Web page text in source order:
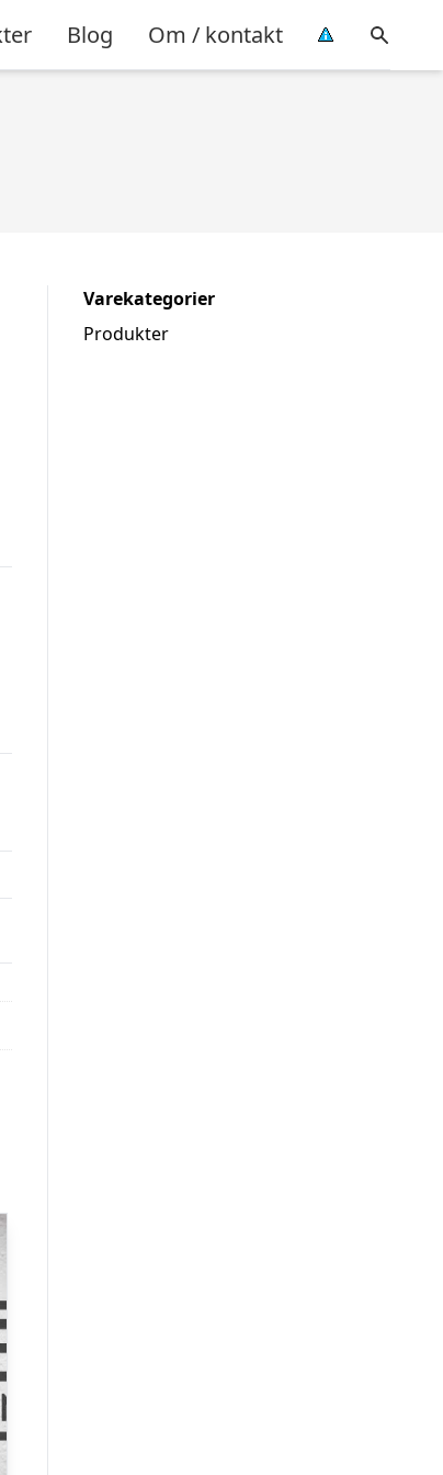
Blog Om / kontakt
Varekategorier
Produkter